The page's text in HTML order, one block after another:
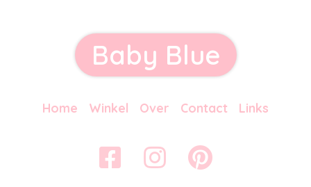
Baby Blue
Home Winkel Over Contact Links